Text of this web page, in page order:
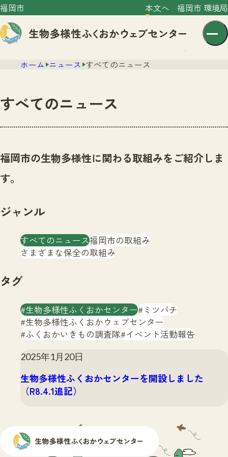
福岡市 本文へ 福岡市 環境局
センター紹介
センター紹介TOP
ニュース
注目のいきもの
生物多様性のめぐみ
いきもの図鑑
イベント
いきもの調査隊
調査レポート
調査結果
ふくおかいきものマップ
マッチングTOP
掲載申し込みフォーム
お問合せ
生物多様性ふくおかウェブセンターとは
ホーム ニュース すべてのニュース
すべてのニュース
福岡市の生物多様性に関わる取組みをご紹介しま
す。
ジャンル
すべてのニュース福岡市の取組み
さまざまな保全の取組み
タグ
生物多様性ふくおかセンター ミツバチ
生物多様性ふくおかウェブセンター
ふくおかいきもの調査隊 イベント活動報告
2025年1月20日
生物多様性ふくおかセンターを開設しました
（R8.4.1追記）